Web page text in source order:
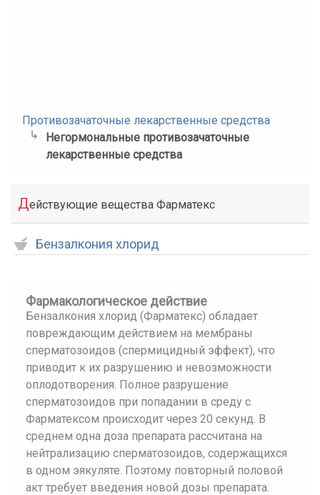
Противозачаточные лекарственные средства
Негормональные противозачаточные
лекарственные средства
Действующие вещества Фарматекс
Бензалкония хлорид
Фармакологическое действие
Бензалкония хлорид (Фарматекс) обладает
повреждающим действием на мембраны
сперматозоидов (спермицидный эффект), что
приводит к их разрушению и невозможности
оплодотворения. Полное разрушение
сперматозоидов при попадании в среду с
Фарматексом происходит через 20 секунд. В
среднем одна доза препарата рассчитана на
нейтрализацию сперматозоидов, содержащихся
в одном эякуляте. Поэтому повторный половой
акт требует введения новой дозы препарата.